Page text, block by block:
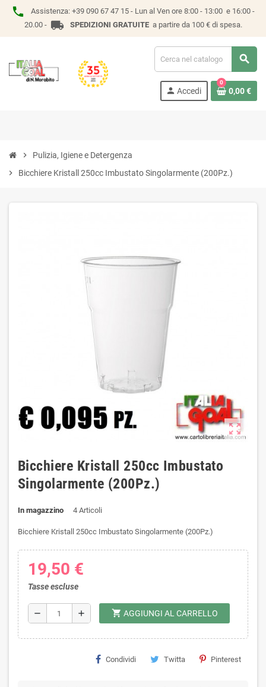
phone Assistenza: +39 090 67 47 15 - Lun al Ven ore 8:00 - 13:00 e 16:00 -
20.00 - local_shipping SPEDIZIONI GRATUITEa partire da 100 € di spesa.
search
person Accedi
0
0,00 €
chevron_right
Pulizia, Igiene e Detergenza
chevron_right
Bicchiere Kristall 250cc Imbustato Singolarmente (200Pz.)
zoom_out_map
Bicchiere Kristall 250cc Imbustato
Singolarmente (200Pz.)
In magazzino 4 Articoli
Bicchiere Kristall 250cc Imbustato Singolarmente (200Pz.)
19,50 €
Tasse escluse
remove add shopping_cart AGGIUNGI AL CARRELLO
Condividi Twitta Pinterest